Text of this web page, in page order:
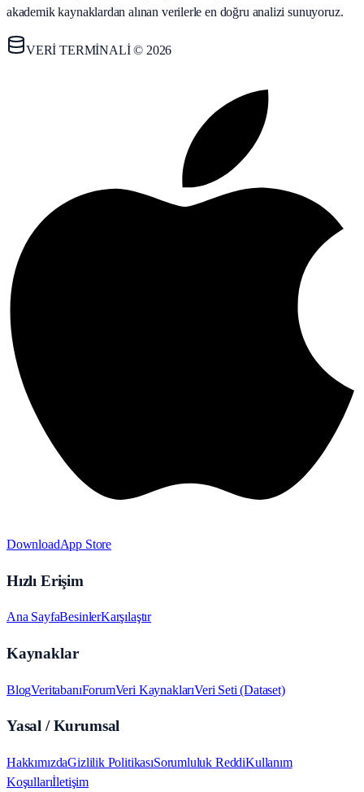
akademik kaynaklardan alınan verilerle en doğru analizi sunuyoruz.
VERİ TERMİNALİ © 2026
DownloadApp Store
Hızlı Erişim
Ana SayfaBesinlerKarşılaştır
Kaynaklar
BlogVeritabanıForumVeri KaynaklarıVeri Seti (Dataset)
Yasal / Kurumsal
HakkımızdaGizlilik PolitikasıSorumluluk ReddiKullanım
Koşullarıİletişim